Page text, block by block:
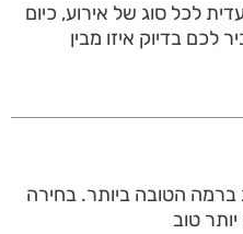
לכל סוג של אירוע, כיום
לכם בדיוק איזו מבין
ברמה הטובה ביותר. בחירה
טוב